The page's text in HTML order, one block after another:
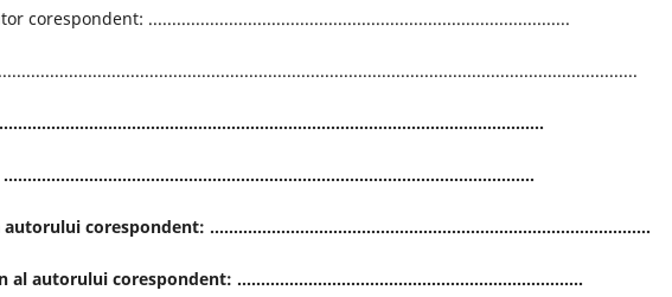
corespondent: .........................................................................................
corespondent: .............................................................................................
autorului corespondent: .........................................................................